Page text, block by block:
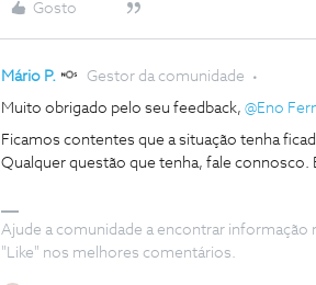
Gosto
Mário P. Gestor da comunidade
Muito obrigado pelo seu feedback, @Eno
Ficamos contentes que a situação tenha
Qualquer questão que tenha, fale connosco.
Ajude a comunidade a encontrar
"Like" nos melhores comentários.